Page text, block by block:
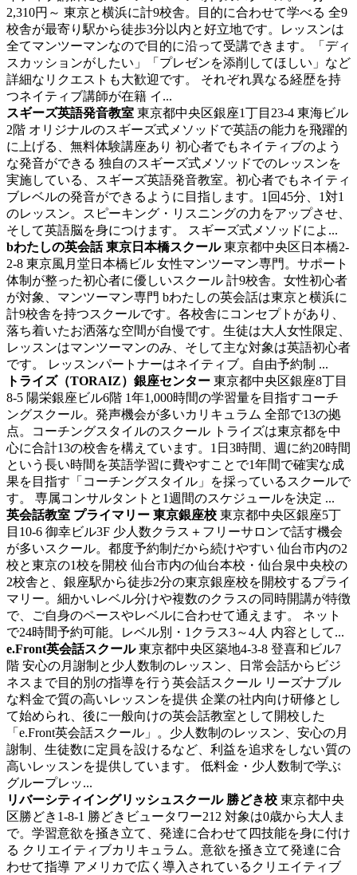
2,310円～ 東京と横浜に計9校舎。目的に合わせて学べる 全9
校舎が最寄り駅から徒歩3分以内と好立地です。レッスンは
全てマンツーマンなので目的に沿って受講できます。「ディ
スカッションがしたい」「プレゼンを添削してほしい」など
詳細なリクエストも大歓迎です。 それぞれ異なる経歴を持
つネイティブ講師が在籍 イ...
スギーズ英語発音教室 東京都中央区銀座1丁目23-4 東海ビル
2階 オリジナルのスギーズ式メソッドで英語の能力を飛躍的
に上げる、無料体験講座あり 初心者でもネイティブのよう
な発音ができる 独自のスギーズ式メソッドでのレッスンを
実施している、スギーズ英語発音教室。初心者でもネイティ
ブレベルの発音ができるように目指します。1回45分、1対1
のレッスン。スピーキング・リスニングの力をアップさせ、
そして英語脳を身につけます。 スギーズ式メソッドによ...
bわたしの英会話 東京日本橋スクール東京都中央区日本橋2‐
2‐8 東京風月堂日本橋ビル 女性マンツーマン専門。サポート
体制が整った初心者に優しいスクール 計9校舎。女性初心者
が対象、マンツーマン専門 bわたしの英会話は東京と横浜に
計9校舎を持つスクールです。各校舎にコンセプトがあり、
落ち着いたお洒落な空間が自慢です。生徒は大人女性限定、
レッスンはマンツーマンのみ、そして主な対象は英語初心者
です。 レッスンパートナーはネイティブ。自由予約制 ...
トライズ（TORAIZ）銀座センター 東京都中央区銀座8丁目
8‐5 陽栄銀座ビル6階 1年1,000時間の学習量を目指すコーチ
ングスクール。発声機会が多いカリキュラム 全部で13の拠
点。コーチングスタイルのスクール トライズは東京都を中
心に合計13の校舎を構えています。1日3時間、週に約20時間
という長い時間を英語学習に費やすことで1年間で確実な成
果を目指す「コーチングスタイル」を採っているスクールで
す。 専属コンサルタントと1週間のスケジュールを決定 ...
英会話教室 プライマリー 東京銀座校 東京都中央区銀座5丁
目10-6 御幸ビル3F 少人数クラス＋フリーサロンで話す機会
が多いスクール。都度予約制だから続けやすい 仙台市内の2
校と東京の1校を開校 仙台市内の仙台本校・仙台泉中央校の
2校舎と、銀座駅から徒歩2分の東京銀座校を開校するプライ
マリー。細かいレベル分けや複数のクラスの同時開講が特徴
で、ご自身のペースやレベルに合わせて通えます。 ネット
で24時間予約可能。レベル別・1クラス3～4人 内容として...
e.Front英会話スクール東京都中央区築地4-3-8 登喜和ビル7
階 安心の月謝制と少人数制のレッスン、日常会話からビジ
ネスまで目的別の指導を行う英会話スクール リーズナブル
な料金で質の高いレッスンを提供 企業の社内向け研修とし
て始められ、後に一般向けの英会話教室として開校した
「e.Front英会話スクール」。少人数制のレッスン、安心の月
謝制、生徒数に定員を設けるなど、利益を追求をしない質の
高いレッスンを提供しています。 低料金・少人数制で学ぶ
グループレッ...
リバーシティイングリッシュスクール 勝どき校 東京都中央
区勝どき1-8-1 勝どきビュータワー212 対象は0歳から大人ま
で。学習意欲を掻き立て、発達に合わせて四技能を身に付け
る クリエイティブカリキュラム。意欲を掻き立て発達に合
わせて指導 アメリカで広く導入されているクリエイティブ